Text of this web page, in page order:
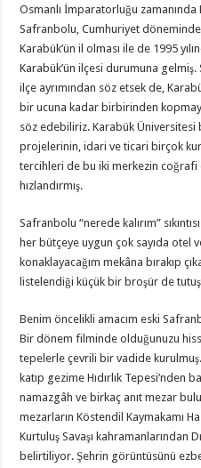
Osmanlı İmparatorluğu zamanında
Safranbolu, Cumhuriyet döneminde
Karabük’ün il olması ile de 1995
Karabük’ün ilçesi durumuna
ilçe ayrımından söz etsek de,
bir ucuna kadar birbirinden
söz edebiliriz. Karabük Üniversitesi
projelerinin, idari ve ticari birçok
tercihleri de bu iki merkezin
hızlandırmış.
Safranbolu “nerede kalırım”
her bütçeye uygun çok sayıda otel
konaklayacağım mekâna bırakıp
listelendiği küçük bir broşür de
Benim öncelikli amacım eski
Bir dönem filminde olduğunuzu
tepelerle çevrili bir vadide
katıp gezime Hıdırlık Tepesi’nden
namazgâh ve birkaç anıt mezar
mezarların Köstendil Kaymakamı
Kurtuluş Savaşı kahramanlarından
belirtiliyor. Şehrin görüntüsünü